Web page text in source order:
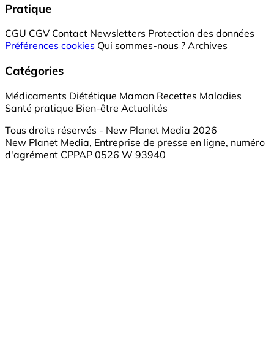
Pratique
CGU CGV Contact Newsletters Protection des données
Préférences cookies Qui sommes-nous ? Archives
Catégories
Médicaments Diététique Maman Recettes Maladies
Santé pratique Bien-être Actualités
Tous droits réservés - New Planet Media 2026
New Planet Media, Entreprise de presse en ligne, numéro
d'agrément CPPAP 0526 W 93940